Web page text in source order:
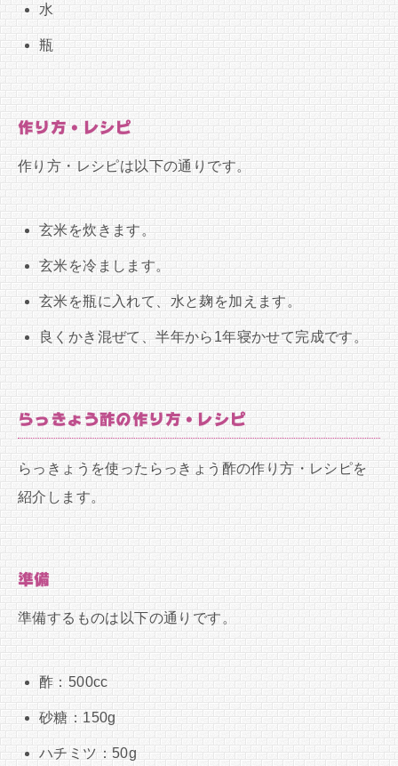
水
瓶
作り方・レシピ
作り方・レシピは以下の通りです。
玄米を炊きます。
玄米を冷まします。
玄米を瓶に入れて、水と麹を加えます。
良くかき混ぜて、半年から1年寝かせて完成です。
らっきょう酢の作り方・レシピ
らっきょうを使ったらっきょう酢の作り方・レシピを
紹介します。
準備
準備するものは以下の通りです。
酢：500cc
砂糖：150g
ハチミツ：50g